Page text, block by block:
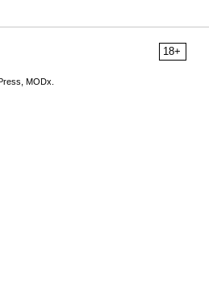
18+
MODx.